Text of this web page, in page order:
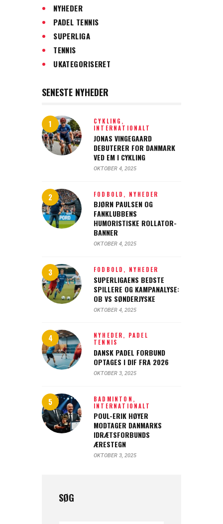
NYHEDER
PADEL TENNIS
SUPERLIGA
TENNIS
UKATEGORISERET
SENESTE NYHEDER
CYKLING,
INTERNATIONALT
JONAS VINGEGAARD
DEBUTERER FOR DANMARK
VED EM I CYKLING
OKTOBER 4, 2025
FODBOLD, NYHEDER
BJØRN PAULSEN OG
FANKLUBBENS
HUMORISTISKE ROLLATOR-
BANNER
OKTOBER 4, 2025
FODBOLD, NYHEDER
SUPERLIGAENS BEDSTE
SPILLERE OG KAMPANALYSE:
OB VS SØNDERJYSKE
OKTOBER 4, 2025
NYHEDER, PADEL
TENNIS
DANSK PADEL FORBUND
OPTAGES I DIF FRA 2026
OKTOBER 3, 2025
BADMINTON,
INTERNATIONALT
POUL-ERIK HØYER
MODTAGER DANMARKS
IDRÆTSFORBUNDS
ÆRESTEGN
OKTOBER 3, 2025
SØG